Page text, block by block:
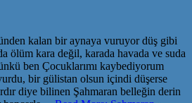
kalan bir aynaya vuruyor düş gibi
ölüm kara değil, karada havada ve suda
ben Çocuklarımı kaybediyorum
bir gülistan olsun içindi düşerse
diye bilinen Şahmaran belleğin derin